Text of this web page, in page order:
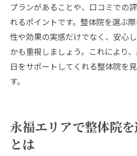
プランがあることや、口コミでの
れるポイントです。整体院を選ぶ
性や効果の実感だけでなく、安心
かも重視しましょう。これにより
日をサポートしてくれる整体院を
す。
永福エリアで整体院
とは